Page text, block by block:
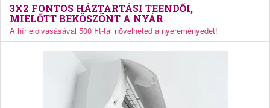
3X2 FONTOS HÁZTARTÁSI TEENDŐI,
MIELŐTT BEKÖSZÖNT A NYÁR
A hír elolvasásával 500 Ft-tal növelheted a nyereményedet!